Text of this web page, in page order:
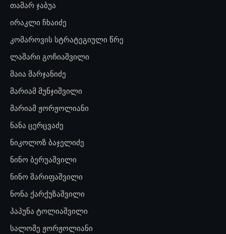
თამარ ჯაბუა
ირაკლი ჩხაიძე
კომაროვის სტრატეგიული წრე
ლაშარი გოჩიაშვილი
მაია მარჯანიძე
მარიამ მუნჯიშვილი
მარიამ ჟორჟოლიანი
ნანა ცერცვაძე
ნიკოლოზ ბაჯელიძე
ნინო ბერუაშვილი
ნინო შარიფაშვილი
ნონა ქარქუზაშვილი
პაპუნა ტოლიაშვილი
სალომე ჟორჟოლიანი